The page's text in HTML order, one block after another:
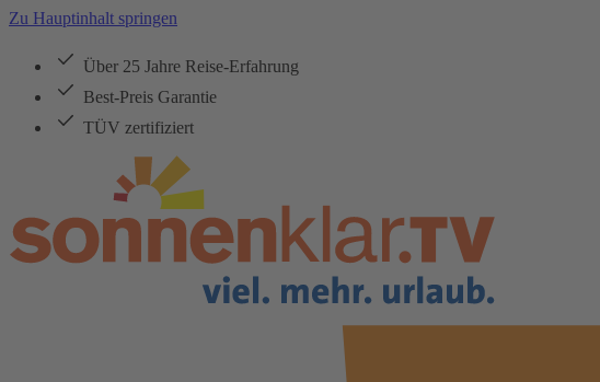
Zu Hauptinhalt springen
Über 25 Jahre Reise-Erfahrung
Best-Preis Garantie
TÜV zertifiziert